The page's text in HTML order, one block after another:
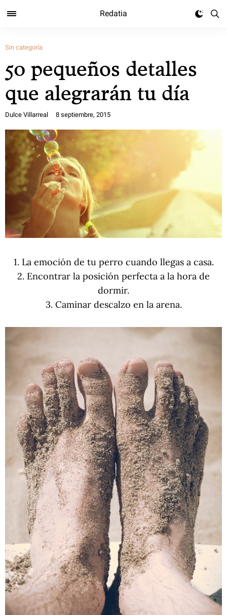
Redatia
Sin categoría
50 pequeños detalles
que alegrarán tu día
Dulce Villarreal 8 septiembre, 2015
1. La emoción de tu perro cuando llegas a casa.
2. Encontrar la posición perfecta a la hora de
dormir.
3. Caminar descalzo en la arena.